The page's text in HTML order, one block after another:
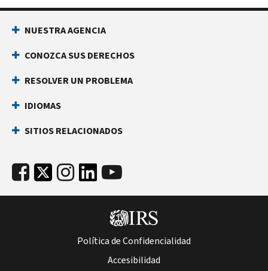
NUESTRA AGENCIA
CONOZCA SUS DERECHOS
RESOLVER UN PROBLEMA
IDIOMAS
SITIOS RELACIONADOS
Política de Confidencialidad
Accesibilidad